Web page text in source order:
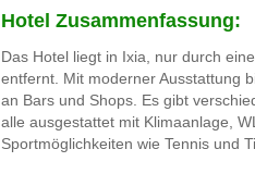
Hotel Zusammenfassung:
Das Hotel liegt in Ixia, nur durch
entfernt. Mit moderner Ausstattung
an Bars und Shops. Es gibt
alle ausgestattet mit Klimaanlage,
Sportmöglichkeiten wie Tennis und